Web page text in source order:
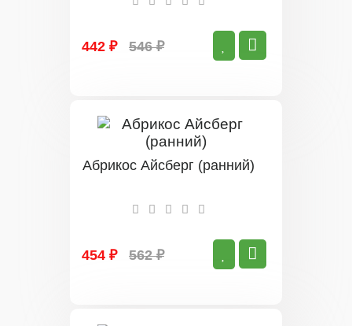
442 ₽ 546 ₽
Абрикос Айсберг (ранний)
454 ₽ 562 ₽